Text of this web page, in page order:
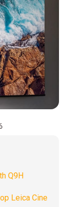
Q9H
Leica Cine